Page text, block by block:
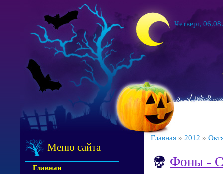
Четверг,
Меню сайта
Главная
Главная » 2012 »
Фоны -